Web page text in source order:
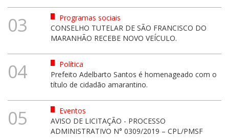
03
Programas sociais
CONSELHO TUTELAR DE SÃO FRANCISCO DO
MARANHÃO RECEBE NOVO VEÍCULO.
04
Política
Prefeito Adelbarto Santos é homenageado com o
título de cidadão amarantino.
05
Eventos
AVISO DE LICITAÇÃO - PROCESSO
ADMINISTRATIVO N° 0309/2019 – CPL/PMSF